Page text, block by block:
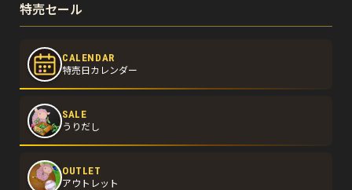
特売セール
CALENDAR
特売日カレンダー
SALE
うりだし
OUTLET
アウトレット